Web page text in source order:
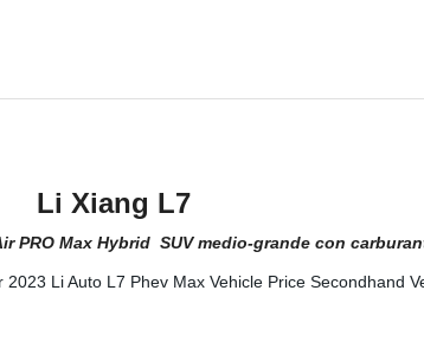
Li Xiang L7
PRO Max Hybrid SUV medio-grande con